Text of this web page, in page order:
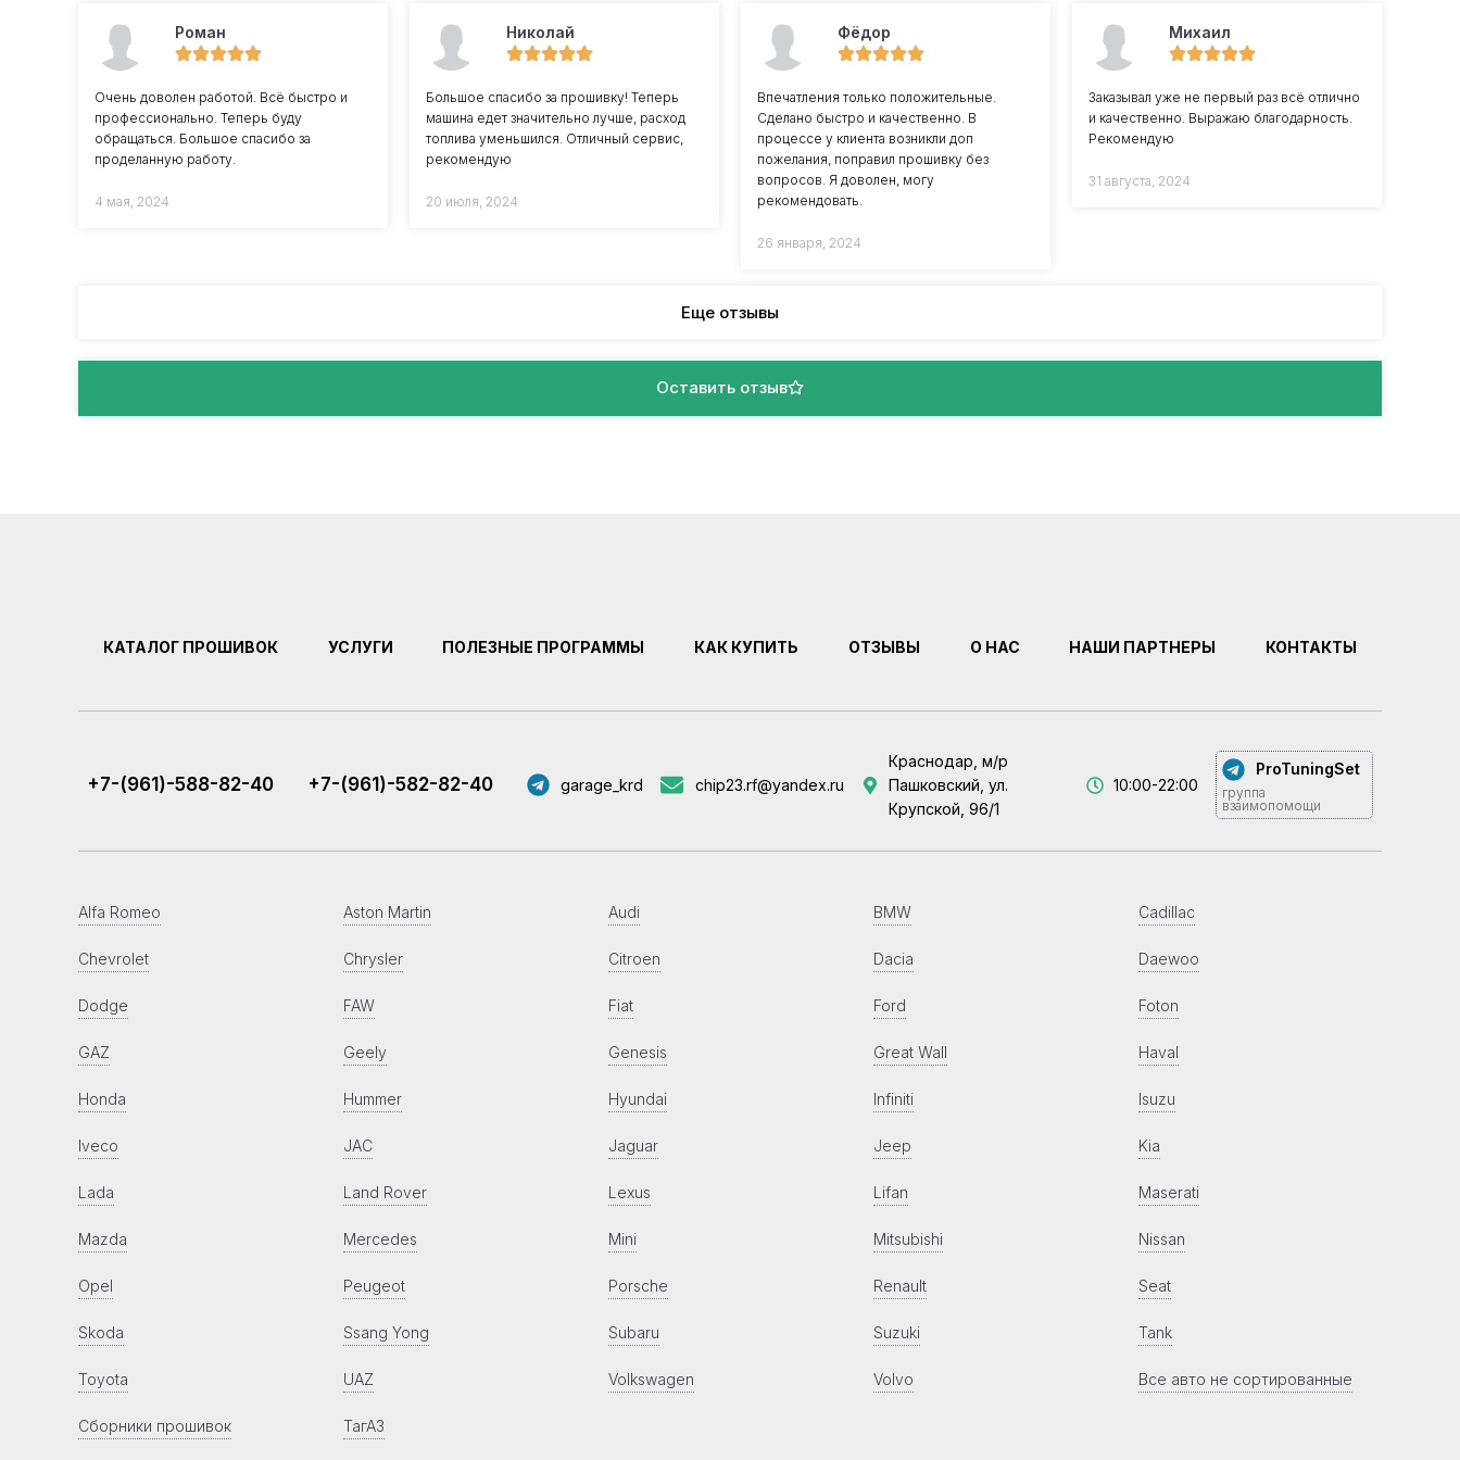
Роман
Очень доволен работой. Всё быстро и
профессионально. Теперь буду
обращаться. Большое спасибо за
проделанную работу.
4 мая, 2024
Николай
Большое спасибо за прошивку! Теперь
машина едет значительно лучше, расход
топлива уменьшился. Отличный сервис,
рекомендую
20 июля, 2024
Фёдор
Впечатления только положительные.
Сделано быстро и качественно. В
процессе у клиента возникли доп
пожелания, поправил прошивку без
вопросов. Я доволен, могу
рекомендовать.
26 января, 2024
Михаил
Заказывал уже не первый раз всё отлично
и качественно. Выражаю благодарность.
Рекомендую
31 августа, 2024
Еще отзывы
Оставить отзыв
КАТАЛОГ ПРОШИВОК УСЛУГИ ПОЛЕЗНЫЕ ПРОГРАММЫ КАК КУПИТЬ ОТЗЫВЫ О НАС НАШИ ПАРТНЕРЫ КОНТАКТЫ
+7-(961)-588-82-40 +7-(961)-582-82-40 garage_krd chip23.rf@yandex.ru
Краснодар, м/р
Пашковский, ул.
Крупской, 96/1
10:00-22:00
ProTuningSet
группа
взаимопомощи
Alfa Romeo Aston Martin Audi BMW Cadillac
Chevrolet Chrysler Citroen Dacia Daewoo
Dodge FAW Fiat Ford Foton
GAZ Geely Genesis Great Wall Haval
Honda Hummer Hyundai Infiniti Isuzu
Iveco JAC Jaguar Jeep Kia
Lada Land Rover Lexus Lifan Maserati
Mazda Mercedes Mini Mitsubishi Nissan
Opel Peugeot Porsche Renault Seat
Skoda Ssang Yong Subaru Suzuki Tank
Toyota UAZ Volkswagen Volvo Все авто не сортированные
Сборники прошивок ТагАЗ